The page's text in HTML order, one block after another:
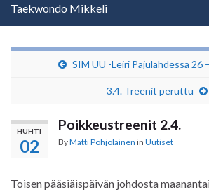
Taekwondo Mikkeli
SIM UU -Leiri Pajulahdessa 26
3.4. Treenit peruttu
HUHTI
02
Poikkeustreenit 2.4.
ByMatti Pohjolainen in Uutiset
Toisen pääsiäispäivän johdosta